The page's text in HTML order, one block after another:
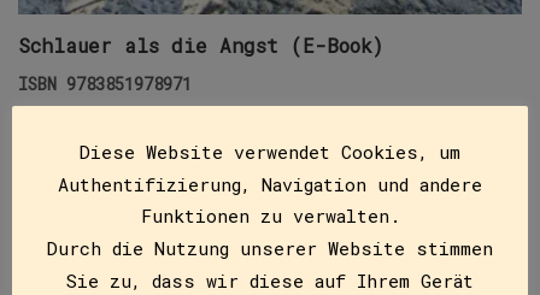
Schlauer als die Angst (E-Book)
ISBN 9783851978971
Dieses Buch umfasst neun spannende Krimi-
Geschichten von insgesamt elf verschiedenen
Autorinnen und Autoren. Darunter Krimispezialisten
wie Erich Weidinger, Beate und Jeff Maxian, Elke
Pistor, Mark…
Diese Website verwendet Cookies, um
Authentifizierung, Navigation und andere
Funktionen zu verwalten.
Durch die Nutzung unserer Website stimmen
Sie zu, dass wir diese auf Ihrem Gerät